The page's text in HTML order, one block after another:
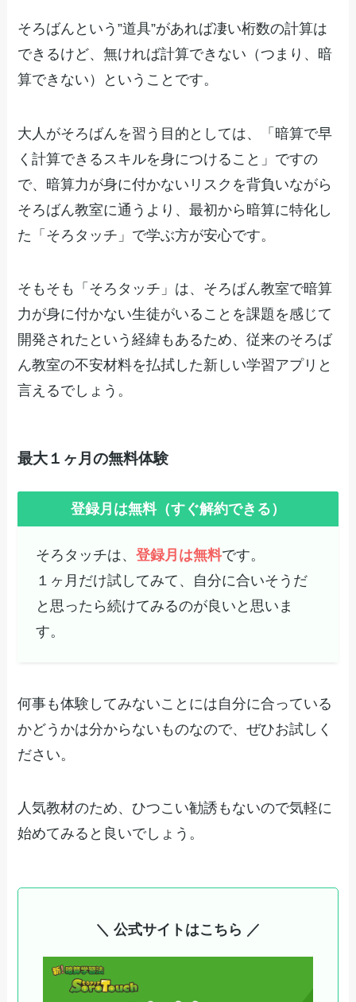
そろばんという”道具”があれば凄い桁数の計算は
できるけど、無ければ計算できない（つまり、暗
算できない）ということです。
大人がそろばんを習う目的としては、「暗算で早
く計算できるスキルを身につけること」ですの
で、暗算力が身に付かないリスクを背負いながら
そろばん教室に通うより、最初から暗算に特化し
た「そろタッチ」で学ぶ方が安心です。
そもそも「そろタッチ」は、そろばん教室で暗算
力が身に付かない生徒がいることを課題を感じて
開発されたという経緯もあるため、従来のそろば
ん教室の不安材料を払拭した新しい学習アプリと
言えるでしょう。
最大１ヶ月の無料体験
登録月は無料（すぐ解約できる）
そろタッチは、 登録月は無料です。
１ヶ月だけ試してみて、自分に合いそうだ
と思ったら続けてみるのが良いと思いま
す。
何事も体験してみないことには自分に合っている
かどうかは分からないものなので、ぜひお試しく
ださい。
人気教材のため、ひつこい勧誘もないので気軽に
始めてみると良いでしょう。
＼ 公式サイトはこちら ／